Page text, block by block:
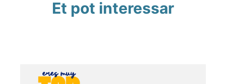
Et pot interessar